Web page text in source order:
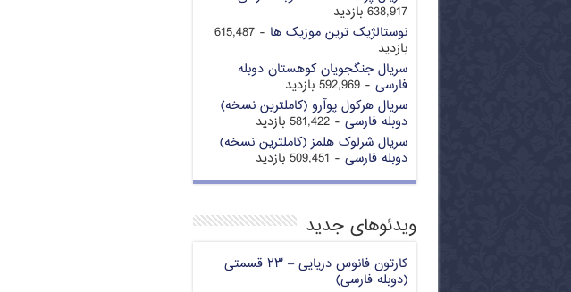
638,917 بازدید
نوستالژیک ترین موزیک ها
- 615,487
بازدید
سریال جنگجویان کوهستان دوبله
فارسی - 592,969 بازدید
سریال هرکول پوآرو (کاملترین نسخه)
دوبله فارسی - 581,422 بازدید
سریال شرلوک هلمز (کاملترین نسخه)
دوبله فارسی - 509,451 بازدید
ویدئوهای جدید
کارتون فانوس دریایی – ۲۳ قسمتی
(دوبله فارسی)